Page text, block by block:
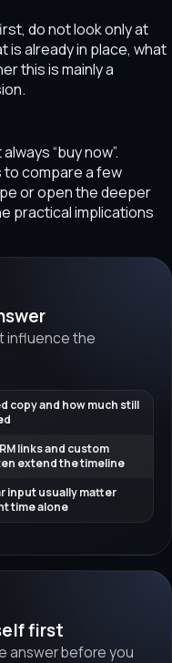
do not look only at
is already in place, what
this is mainly a
“buy now”.
to compare a few
or open the deeper
practical implications
influence the
copy and how much still
links and custom
extend the timeline
input usually matter
time alone
first
answer before you